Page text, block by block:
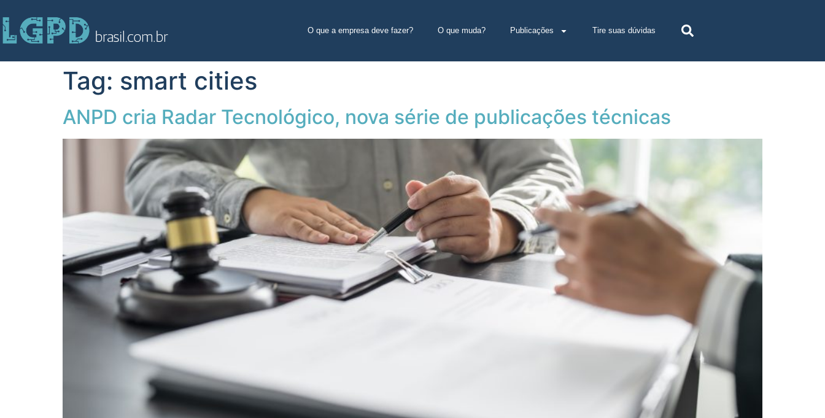
O que a empresa deve fazer? O que muda? Publicações Tire suas dúvidas
Tag: smart cities
ANPD cria Radar Tecnológico, nova série de publicações técnicas